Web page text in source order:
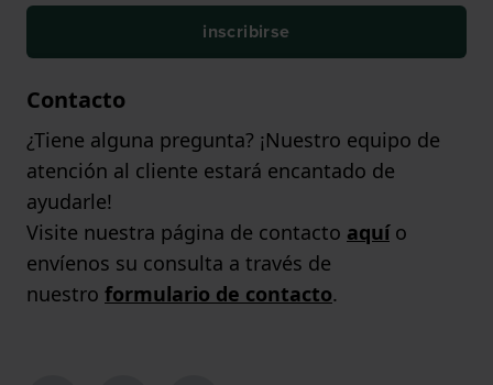
inscribirse
Contacto
¿Tiene alguna pregunta? ¡Nuestro equipo de
atención al cliente estará encantado de
ayudarle!
Visite nuestra página de contacto aquío
envíenos su consulta a través de
nuestro formulario de contacto.